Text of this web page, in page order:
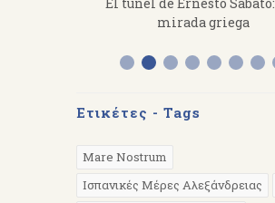
mirada griega
Ετικέτες - Tags
Mare Nostrum
Ισπανικές Μέρες Αλεξάνδρειας